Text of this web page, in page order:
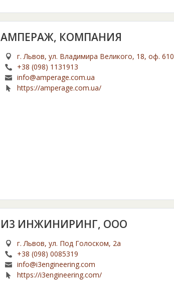
АМПЕРАЖ, КОМПАНИЯ
г. Львов, ул. Владимира Великого, 18, оф. 610
+38 (098) 1131913
info@amperage.com.ua
https://amperage.com.ua/
И3 ИНЖИНИРИНГ, ООО
г. Львов, ул. Под Голоском, 2а
+38 (098) 0085319
info@i3engineering.com
https://i3engineering.com/